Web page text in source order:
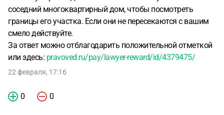
соседний многоквартирный дом, чтобы посмотреть
границы его участка. Если они не пересекаются с вашим
смело действуйте.
За ответ можно отблагодарить положительной отметкой
или здесь: pravoved.ru/pay/lawyer-reward/id/4379475/
22 февраля, 17:16
0 0